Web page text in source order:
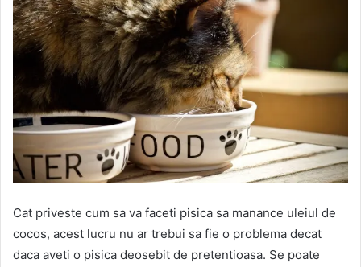
Cat priveste cum sa va faceti pisica sa manance uleiul de
cocos, acest lucru nu ar trebui sa fie o problema decat
daca aveti o pisica deosebit de pretentioasa. Se poate